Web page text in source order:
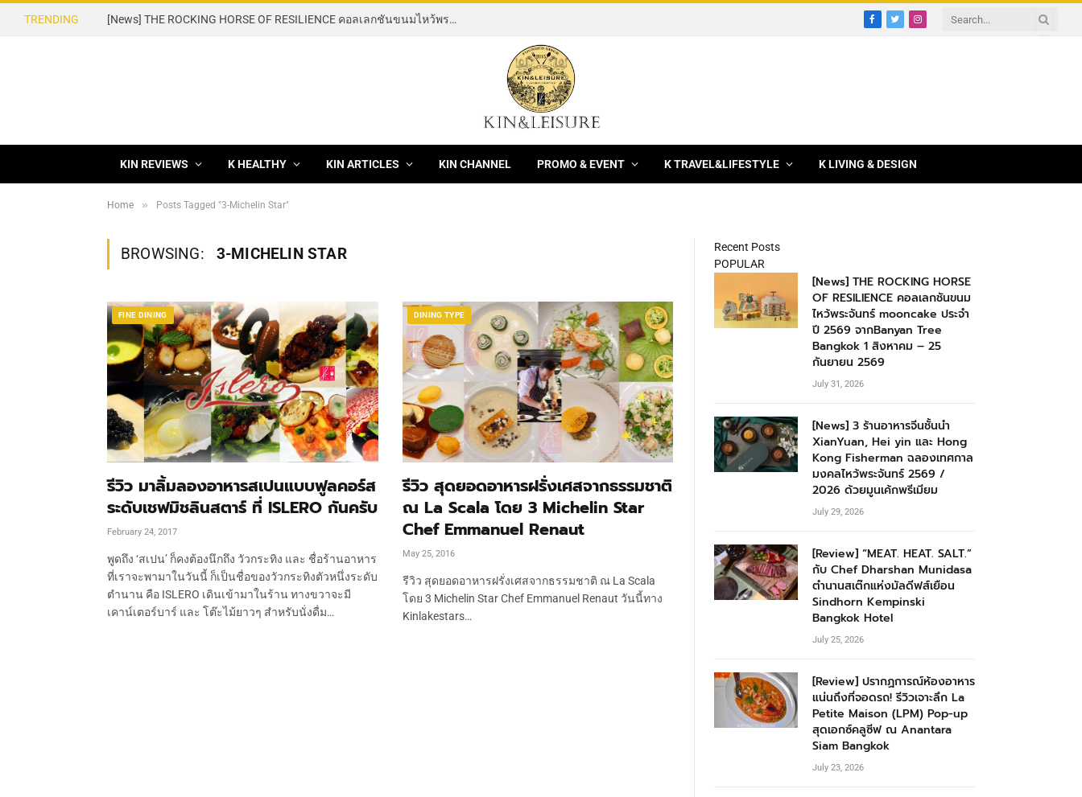
TRENDING [News] THE ROCKING HORSE OF RESILIENCE คอลเลกชันขนมไหว้พระจันทร์ mooncake ประจำปี 2569 จากBanyan Tree Bangkok 1 สิงหาคม – 25 กันยายน 2569
Facebook
TwitterInstagram
KIN REVIEWS K HEALTHY KIN ARTICLES KIN CHANNEL PROMO & EVENT K TRAVEL&LIFESTYLE K LIVING & DESIGN
Home » Posts Tagged "3-Michelin Star"
BROWSING: 3-MICHELIN STAR
FINE DINING
รีวิว มาลิ้มลองอาหารสเปนแบบฟูลคอร์ส
ระดับเชฟมิชลินสตาร์ ที่ ISLERO กันครับ
February 24, 2017
พูดถึง ‘สเปน’ ก็คงต้องนึกถึง วัวกระทิง และ ชื่อร้านอาหาร
ที่เราจะพามาในวันนี้ ก็เป็นชื่อของวัวกระทิงตัวหนึ่งระดับ
ตำนาน คือ ISLERO เดินเข้ามาในร้าน ทางขวาจะมี
เคาน์เตอร์บาร์ และ โต๊ะไม้ยาวๆ สำหรับนั่งดื่ม…
DINING TYPE
รีวิว สุดยอดอาหารฝรั่งเศสจากธรรมชาติ
ณ La Scala โดย 3 Michelin Star
Chef Emmanuel Renaut
May 25, 2016
รีวิว สุดยอดอาหารฝรั่งเศสจากธรรมชาติ ณ La Scala
โดย 3 Michelin Star Chef Emmanuel Renaut วันนี้ทาง
Kinlakestars…
Recent Posts
POPULAR
[News] THE ROCKING HORSE
OF RESILIENCE คอลเลกชันขนม
ไหว้พระจันทร์ mooncake ประจำ
ปี 2569 จากBanyan Tree
Bangkok 1 สิงหาคม – 25
กันยายน 2569
July 31, 2026
[News] 3 ร้านอาหารจีนชั้นนำ
XianYuan, Hei yin และ Hong
Kong Fisherman ฉลองเทศกาล
มงคลไหว้พระจันทร์ 2569 /
2026 ด้วยมูนเค้กพรีเมียม
July 29, 2026
[Review] “MEAT. HEAT. SALT.”
กับ Chef Dharshan Munidasa
ตำนานสเต๊กแห่งมัลดีฟส์เยือน
Sindhorn Kempinski
Bangkok Hotel
July 25, 2026
[Review] ปรากฏการณ์ห้องอาหาร
แน่นถึงที่จอดรถ! รีวิวเจาะลึก La
Petite Maison (LPM) Pop-up
สุดเอกซ์คลูซีฟ ณ Anantara
Siam Bangkok
July 23, 2026